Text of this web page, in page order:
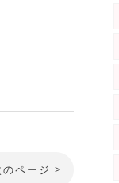
のページ >